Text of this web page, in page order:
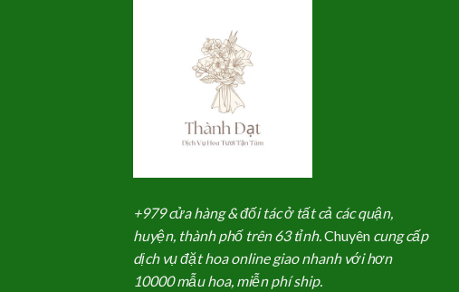
+979 cửa hàng & đối tác ở tất cả các quận,
huyện, thành phố trên 63 tỉnh.Chuyên cung cấp
dịch vụ đặt hoa online giao nhanh với hơn
10000 mẫu hoa, miễn phí ship.